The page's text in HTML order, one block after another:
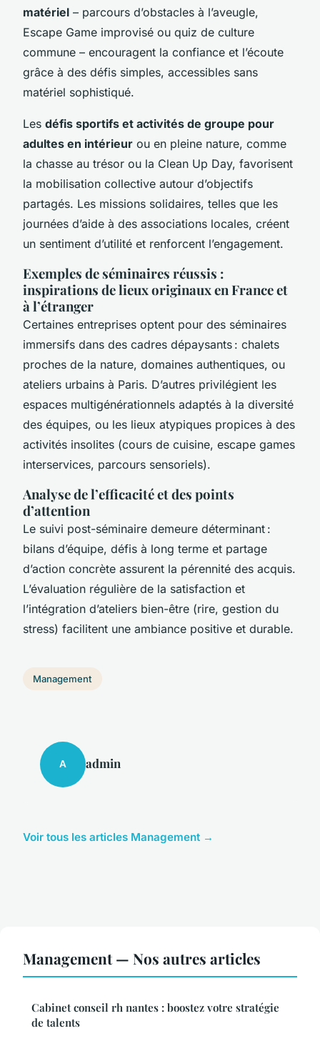
matériel – parcours d’obstacles à l’aveugle,
Escape Game improvisé ou quiz de culture
commune – encouragent la confiance et l’écoute
grâce à des défis simples, accessibles sans
matériel sophistiqué.
Les défis sportifs et activités de groupe pour
adultes en intérieur ou en pleine nature, comme
la chasse au trésor ou la Clean Up Day, favorisent
la mobilisation collective autour d’objectifs
partagés. Les missions solidaires, telles que les
journées d’aide à des associations locales, créent
un sentiment d’utilité et renforcent l’engagement.
Exemples de séminaires réussis :
inspirations de lieux originaux en France et
à l’étranger
Certaines entreprises optent pour des séminaires
immersifs dans des cadres dépaysants : chalets
proches de la nature, domaines authentiques, ou
ateliers urbains à Paris. D’autres privilégient les
espaces multigénérationnels adaptés à la diversité
des équipes, ou les lieux atypiques propices à des
activités insolites (cours de cuisine, escape games
interservices, parcours sensoriels).
Analyse de l’efficacité et des points
d’attention
Le suivi post-séminaire demeure déterminant :
bilans d’équipe, défis à long terme et partage
d’action concrète assurent la pérennité des acquis.
L’évaluation régulière de la satisfaction et
l’intégration d’ateliers bien-être (rire, gestion du
stress) facilitent une ambiance positive et durable.
Management
A admin
Voir tous les articles Management →
Management — Nos autres articles
Cabinet conseil rh nantes : boostez votre stratégie
de talents